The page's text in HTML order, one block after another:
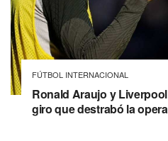
FÚTBOL INTERNACIONAL
Ronald Araujo y
giro que destrabó la